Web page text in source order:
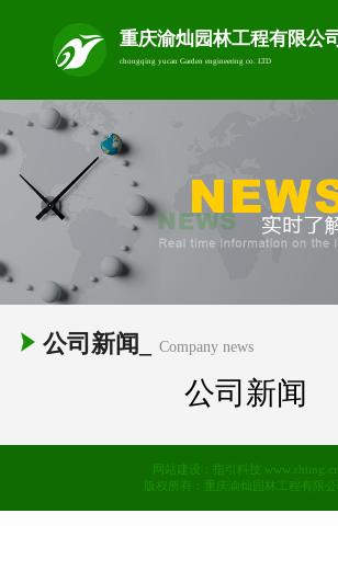
重庆渝灿园林工程有限公司
chongqing yucan Garden engineering co. LTD
公司新闻_ Company news
公司新闻
网站建设： 指引科技 www.zhiing.cn
版权所有：重庆渝灿园林工程有限公